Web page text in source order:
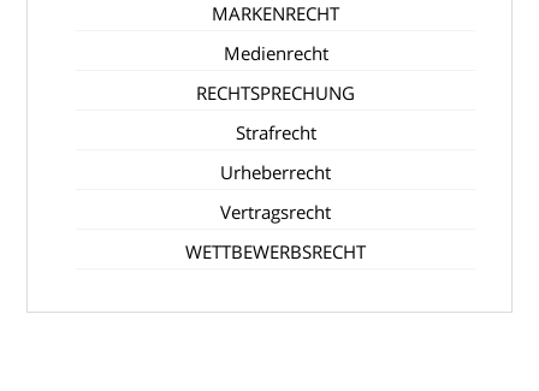
MARKENRECHT
Medienrecht
RECHTSPRECHUNG
Strafrecht
Urheberrecht
Vertragsrecht
WETTBEWERBSRECHT